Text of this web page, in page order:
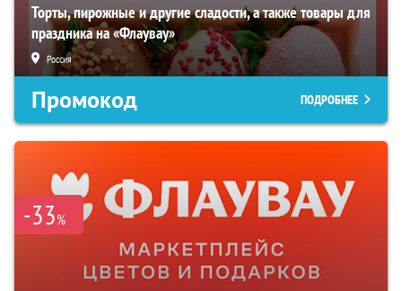
Торты, пирожные и другие сладости, а также товары для
праздника на «Флаувау»
Россия
Промокод ПОДРОБНЕЕ
-33%